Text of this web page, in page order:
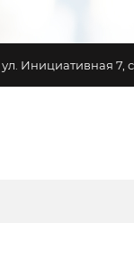
ул. Инициативная 7,